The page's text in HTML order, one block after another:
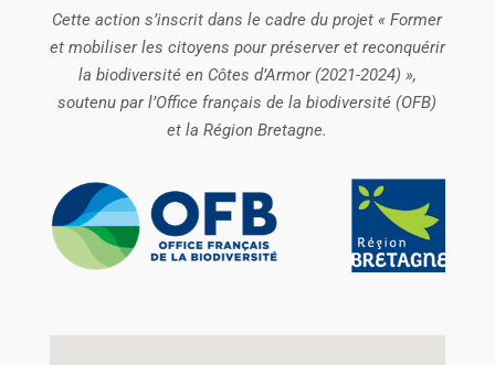
Cette action s’inscrit dans le cadre du projet « Former
et mobiliser les citoyens pour préserver et reconquérir
la biodiversité en Côtes d’Armor (2021-2024) »,
soutenu par l’Office français de la biodiversité (OFB)
et la Région Bretagne.